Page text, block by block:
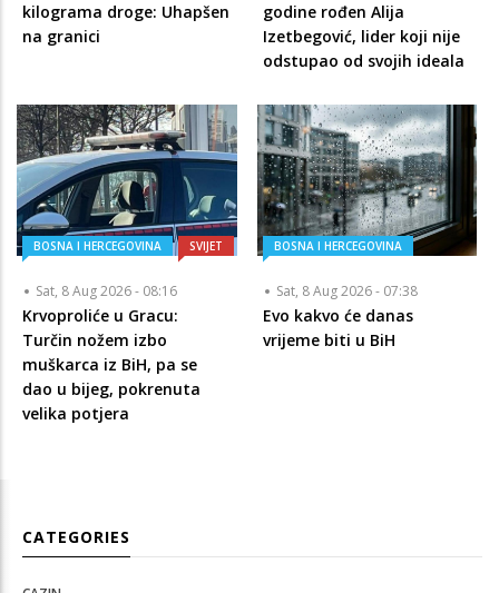
kilograma droge: Uhapšen
na granici
godine rođen Alija
Izetbegović, lider koji nije
odstupao od svojih ideala
BOSNA I HERCEGOVINA SVIJET
Sat, 8 Aug 2026 - 08:16
Krvoproliće u Gracu:
Turčin nožem izbo
muškarca iz BiH, pa se
dao u bijeg, pokrenuta
velika potjera
BOSNA I HERCEGOVINA
Sat, 8 Aug 2026 - 07:38
Evo kakvo će danas
vrijeme biti u BiH
CATEGORIES